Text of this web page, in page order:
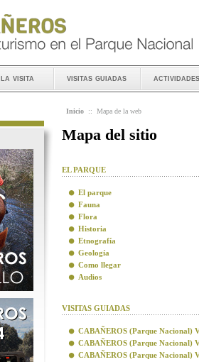
la visita visitas guiadas actividades
Inicio :: Mapa de la web
Mapa del sitio
EL PARQUE
El parque
Fauna
Flora
Historia
Etnografía
Geología
Como llegar
Audios
VISITAS GUIADAS
CABAÑEROS (Parque Nacional)
CABAÑEROS (Parque Nacional)
CABAÑEROS (Parque Nacional)